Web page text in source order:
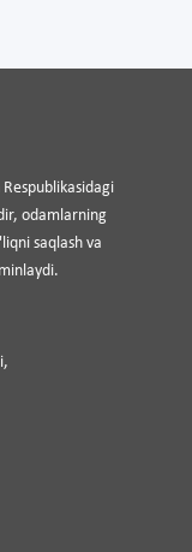
odamlarning
saqlash va